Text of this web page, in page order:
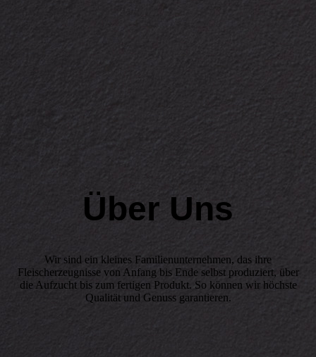
Über Uns
Wir sind ein kleines Familienunternehmen, das ihre
Fleischerzeugnisse von Anfang bis Ende selbst produziert, über
die Aufzucht bis zum fertigen Produkt. So können wir höchste
Qualität und Genuss garantieren.